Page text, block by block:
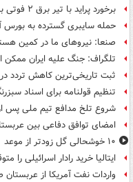
برخورد پراید با تیر برق ۲ فوتی بر جای گذاشت
حمله سایبری گسترده به بورس
صنعا: نیروهای ما در کمین‌
تلگراف: جنگ علیه ایران ممکن
ثبت تاریخی‌ترین کاهش تردد
تنظیم قولنامه برای اسناد
شروع تلخ مدافع تیم ملی پس
امضای توافق دفاعی بین
۱۰ خوشحالی گل زودتر از موعد
ایتالیا خرید رادار اسرائیلی را
واردات نفت آمریکا از